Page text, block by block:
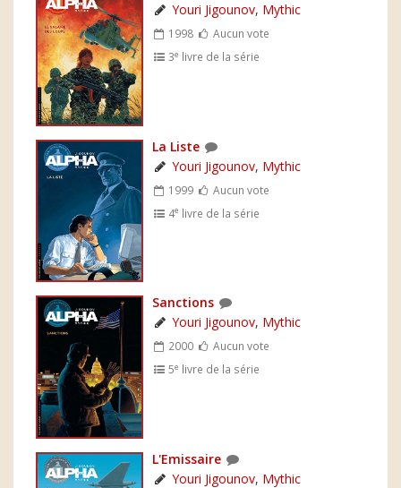
Youri Jigounov, Mythic
1998
Aucun vote
3e livre de la série
La Liste
Youri Jigounov, Mythic
1999
Aucun vote
4e livre de la série
Sanctions
Youri Jigounov, Mythic
2000
Aucun vote
5e livre de la série
L'Emissaire
Youri Jigounov, Mythic